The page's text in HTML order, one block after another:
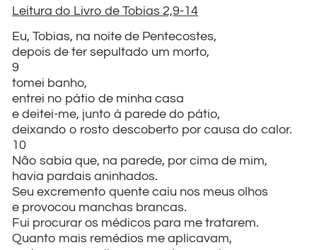
Leitura do Livro de Tobias 2,9-14
Eu, Tobias, na noite de Pentecostes,
depois de ter sepultado um morto,
9
tomei banho,
entrei no pátio de minha casa
e deitei-me, junto à parede do pátio,
deixando o rosto descoberto por causa do calor.
10
Não sabia que, na parede, por cima de mim,
havia pardais aninhados.
Seu excremento quente caiu nos meus olhos
e provocou manchas brancas.
Fui procurar os médicos para me tratarem.
Quanto mais remédios me aplicavam,